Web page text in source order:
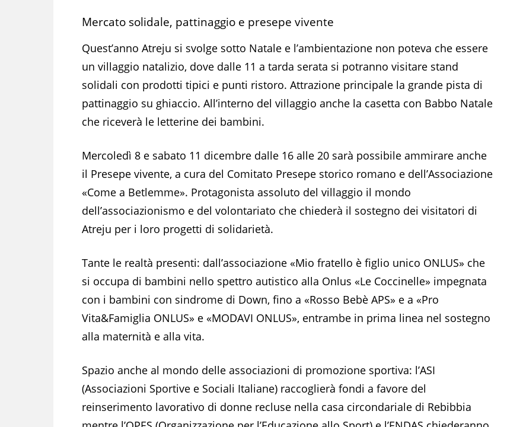
Mercato solidale, pattinaggio e presepe vivente
Quest’anno Atreju si svolge sotto Natale e l’ambientazione non poteva che essere
un villaggio natalizio, dove dalle 11 a tarda serata si potranno visitare stand
solidali con prodotti tipici e punti ristoro. Attrazione principale la grande pista di
pattinaggio su ghiaccio. All’interno del villaggio anche la casetta con Babbo Natale
che riceverà le letterine dei bambini.
Mercoledì 8 e sabato 11 dicembre dalle 16 alle 20 sarà possibile ammirare anche
il Presepe vivente, a cura del Comitato Presepe storico romano e dell’Associazione
«Come a Betlemme». Protagonista assoluto del villaggio il mondo
dell’associazionismo e del volontariato che chiederà il sostegno dei visitatori di
Atreju per i loro progetti di solidarietà.
Tante le realtà presenti: dall’associazione «Mio fratello è figlio unico ONLUS» che
si occupa di bambini nello spettro autistico alla Onlus «Le Coccinelle» impegnata
con i bambini con sindrome di Down, fino a «Rosso Bebè APS» e a «Pro
Vita&Famiglia ONLUS» e «MODAVI ONLUS», entrambe in prima linea nel sostegno
alla maternità e alla vita.
Spazio anche al mondo delle associazioni di promozione sportiva: l’ASI
(Associazioni Sportive e Sociali Italiane) raccoglierà fondi a favore del
reinserimento lavorativo di donne recluse nella casa circondariale di Rebibbia